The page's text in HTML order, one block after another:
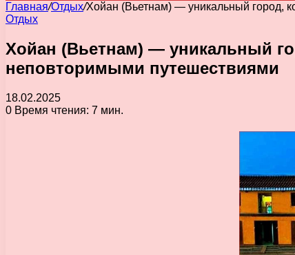
Главная/Отдых/Хойан (Вьетнам) — уникальный город,
Отдых
Хойан (Вьетнам) — уникальный
неповторимыми путешествиями
18.02.2025
0 Время чтения: 7 мин.